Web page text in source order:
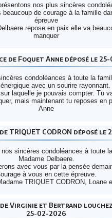
nos plus sincères
beaucoup de courage à la famille
épreuve
repose en paix elle va
manquer
de Foquet Anne déposé le
condoléances à toute la
avec un sourire
laquelle je pouvais compter. Tu
mais maintenant tu reposes en
Anne
TRIQUET CODRON déposé le
sincères condoléances à toute
Madame Delbaere.
avec vous par la pensée
à vous en cette épreuve.
TRIQUET CODRON, Loane
Virginie et Bertrand
25-02-2026